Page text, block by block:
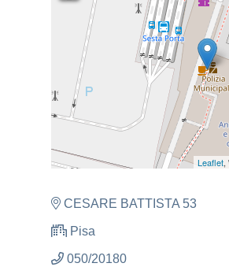
Leaflet,
CESARE BATTISTA 53
Pisa
050/20180